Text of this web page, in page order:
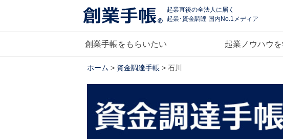
起業直後の全法人に届く
起業･資金調達 国内No.1メディア
創業手帳をもらいたい 起業ノウハウ
ホーム > 資金調達手帳 > 石川